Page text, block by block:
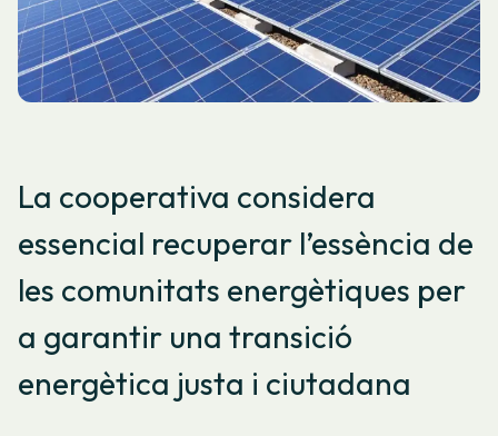
La cooperativa considera
essencial recuperar l’essència de
les comunitats energètiques per
a garantir una transició
energètica justa i ciutadana